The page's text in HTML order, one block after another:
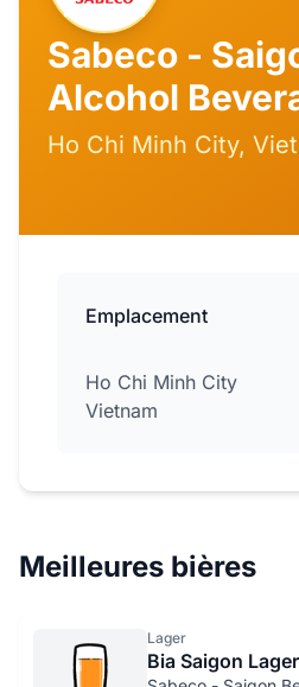
Sabeco -
Alcohol
Ho Chi Minh City,
Emplacement
Ho Chi Minh City
Vietnam
Meilleures bières
Lager
Bia Saigon Lager